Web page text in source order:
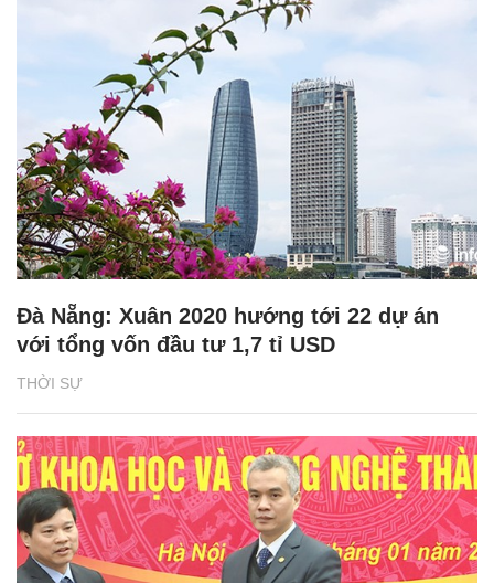
THỜI SỰ
Đà Nẵng: Xuân 2020 hướng tới 22 dự án
với tổng vốn đầu tư 1,7 tỉ USD